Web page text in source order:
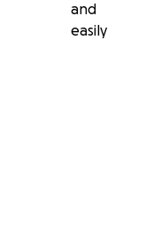
and
easily